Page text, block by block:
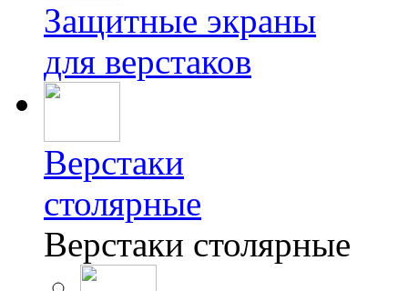
Защитные экраны
для верстаков
Верстаки
столярные
Верстаки столярные